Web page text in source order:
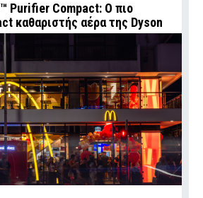
Purifier Compact: Ο πιο
καθαριστής αέρα της Dyson